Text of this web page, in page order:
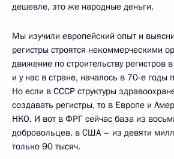
дешевле, это же народные деньги.
Мы изучили европейский опыт и
регистры строятся некоммерческими
движение по строительству регистров
и у нас в стране, началось в 70-е годы
Но если в СССР структуры
создавать регистры, то в Европе и
НКО. И вот в ФРГ сейчас база из
добровольцев, в США – из девяти
только 90 тысяч.